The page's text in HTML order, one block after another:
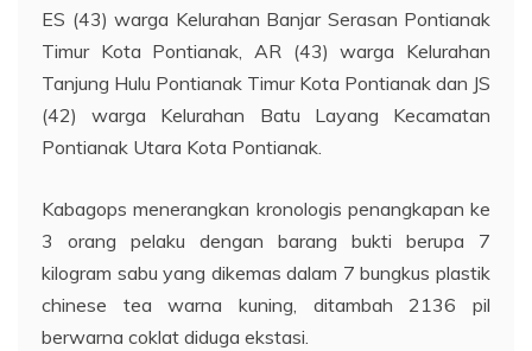
ES (43) warga Kelurahan Banjar Serasan Pontianak
Timur Kota Pontianak, AR (43) warga Kelurahan
Tanjung Hulu Pontianak Timur Kota Pontianak dan JS
(42) warga Kelurahan Batu Layang Kecamatan
Pontianak Utara Kota Pontianak.
Kabagops menerangkan kronologis penangkapan ke
3 orang pelaku dengan barang bukti berupa 7
kilogram sabu yang dikemas dalam 7 bungkus plastik
chinese tea warna kuning, ditambah 2136 pil
berwarna coklat diduga ekstasi.